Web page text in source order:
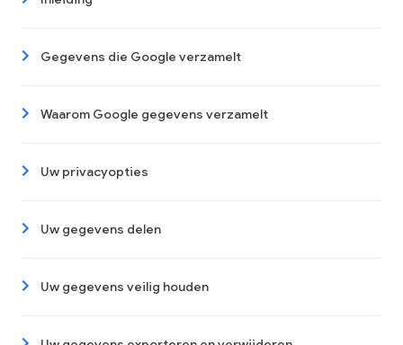
Gegevens die Google verzamelt
Waarom Google gegevens verzamelt
Uw privacyopties
Uw gegevens delen
Uw gegevens veilig houden